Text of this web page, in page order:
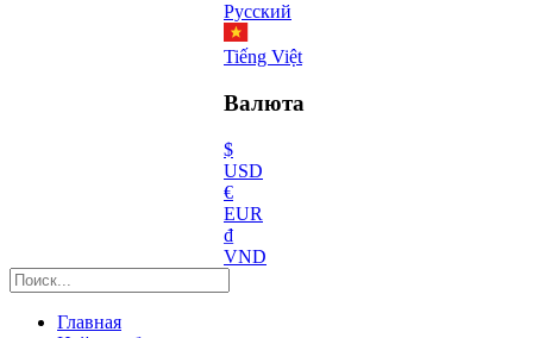
Русский
Tiếng Việt
Валюта
$
USD
€
EUR
₫
VND
Главная